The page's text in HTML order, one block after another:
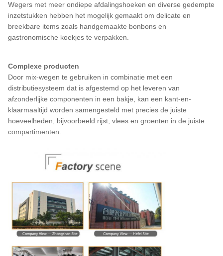
Wegers met meer ondiepe afdalingshoeken en diverse gedempte
inzetstukken hebben het mogelijk gemaakt om delicate en
breekbare items zoals handgemaakte bonbons en
gastronomische koekjes te verpakken.
Complexe producten
Door mix-wegen te gebruiken in combinatie met een
distributiesysteem dat is afgestemd op het leveren van
afzonderlijke componenten in een bakje, kan een kant-en-
klaarmaaltijd worden samengesteld met precies de juiste
hoeveelheden, bijvoorbeeld rijst, vlees en groenten in de juiste
compartimenten.